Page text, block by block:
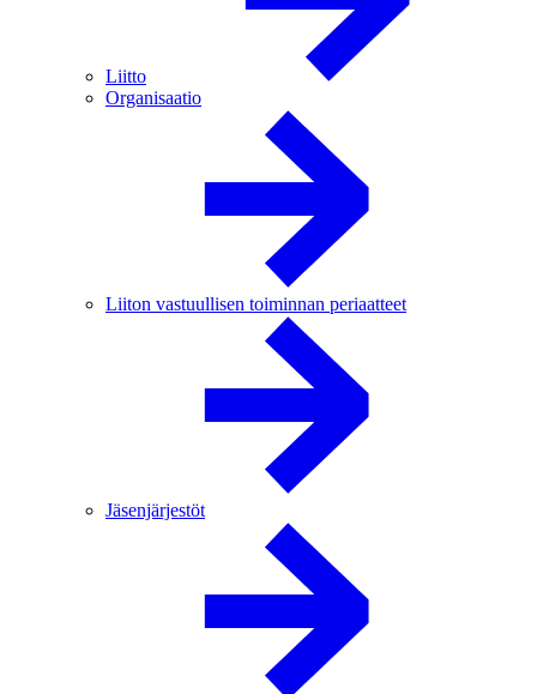
Liitto
Organisaatio
Liiton vastuullisen toiminnan periaatteet
Jäsenjärjestöt